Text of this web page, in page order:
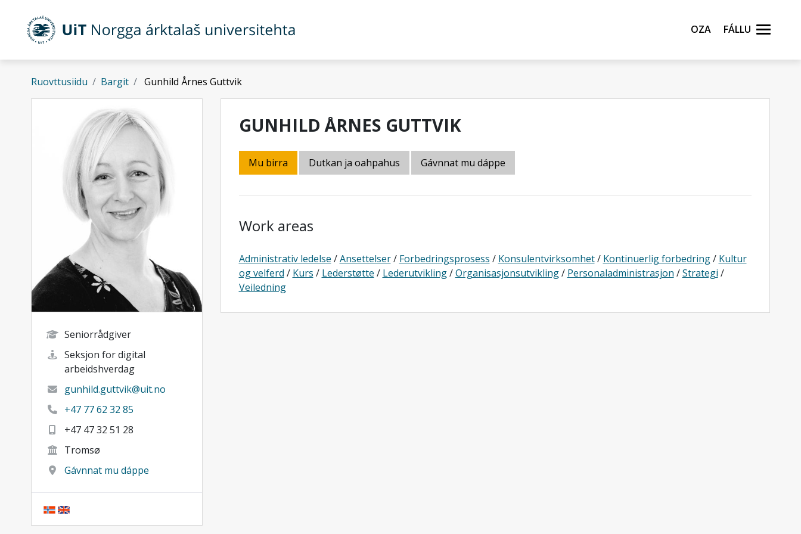
Gå til hovedinnhold
Oza
Fállu
Ruovttusiidu Bargit Gunhild Årnes Guttvik
Seniorrådgiver
Seksjon for digital
arbeidshverdag
gunhild.guttvik@uit.no
+47 77 62 32 85
+47 47 32 51 28
Tromsø
Gávnnat mu dáppe
GUNHILD ÅRNES GUTTVIK
Mu birra Dutkan ja oahpahus Gávnnat mu dáppe
Work areas
Administrativ ledelse /Ansettelser/ Forbedringsprosess / Konsulentvirksomhet/ Kontinuerlig forbedring/ Kultur
og velferd / Kurs / Lederstøtte / Lederutvikling/Organisasjonsutvikling/ Personaladministrasjon /Strategi /
Veiledning